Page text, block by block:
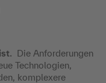
Die Anforderungen
Technologien,
komplexere